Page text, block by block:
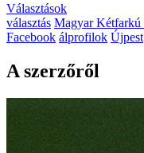
Választások
választás Magyar Kétfarkú
Facebook álprofilok Újpest
A szerzőről